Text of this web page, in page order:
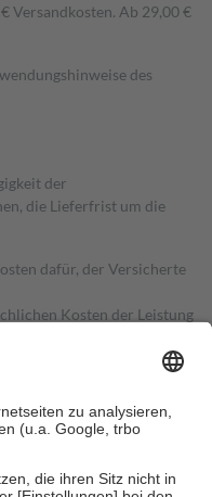
Versandkosten. Ab 29,00 €
des
der
die Lieferfrist um die
dafür, der Versicherte
Kosten der Leistung